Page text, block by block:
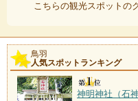
こちらの観光スポットの
鳥羽
人気スポットランキング
神明神社（石神